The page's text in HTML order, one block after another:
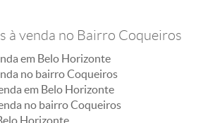
à venda no Bairro Coqueiros
em Belo Horizonte
no bairro Coqueiros
em Belo Horizonte
no bairro Coqueiros
Horizonte